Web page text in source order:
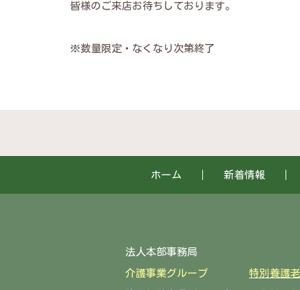
皆様のご来店お待ちしております。
※数量限定・なくなり次第終了
ホーム 新着情報
法人本部事務局 〒
介護事業グループ 特別養護